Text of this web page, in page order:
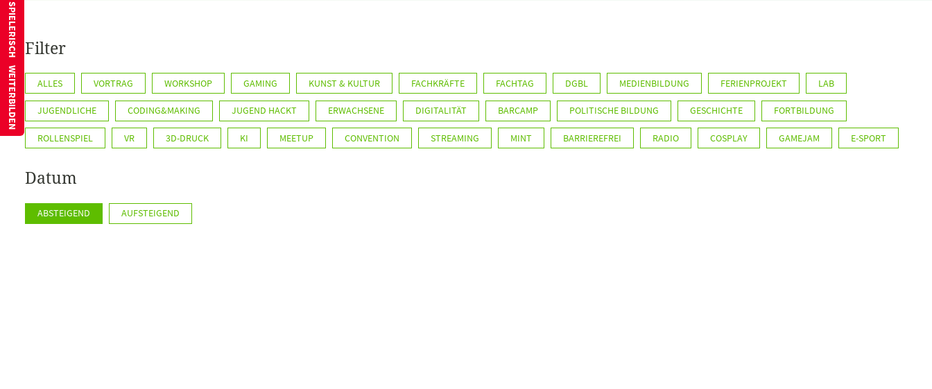
Filter
ALLES VORTRAG WORKSHOP GAMING KUNST & KULTUR FACHKRÄFTE FACHTAG DGBL MEDIENBILDUNG FERIENPROJEKT LAB
JUGENDLICHE CODING&MAKING JUGEND HACKT ERWACHSENE DIGITALITÄT BARCAMP POLITISCHE BILDUNG GESCHICHTE FORTBILDUNG
ROLLENSPIEL VR 3D-DRUCK KI MEETUP CONVENTION STREAMING MINT BARRIEREFREI RADIO COSPLAY GAMEJAM E-SPORT
Datum
ABSTEIGEND AUFSTEIGEND
SPIELERISCH WEITERBILDEN